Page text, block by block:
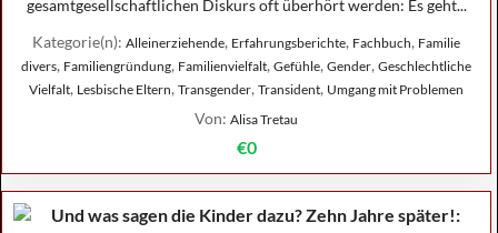
gesamtgesellschaftlichen Diskurs oft überhört werden: Es geht...
Kategorie(n): Alleinerziehende, Erfahrungsberichte, Fachbuch, Familie
divers, Familiengründung, Familienvielfalt, Gefühle, Gender, Geschlechtliche
Vielfalt, Lesbische Eltern, Transgender, Transident, Umgang mit Problemen
Von: Alisa Tretau
€0